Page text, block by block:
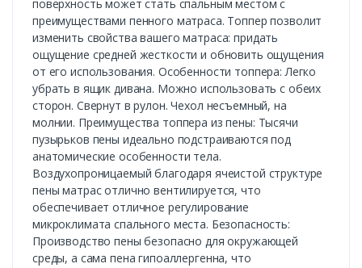
поверхность может стать спальным местом с
преимуществами пенного матраса. Топпер позволит
изменить свойства вашего матраса: придать
ощущение средней жесткости и обновить ощущения
от его использования. Особенности топпера: Легко
убрать в ящик дивана. Можно использовать с обеих
сторон. Свернут в рулон. Чехол несъемный, на
молнии. Преимущества топпера из пены: Тысячи
пузырьков пены идеально подстраиваются под
анатомические особенности тела.
Воздухопроницаемый благодаря ячеистой структуре
пены матрас отлично вентилируется, что
обеспечивает отличное регулирование
микроклимата спального места. Безопасность:
Производство пены безопасно для окружающей
среды, а сама пена гипоаллергенна, что